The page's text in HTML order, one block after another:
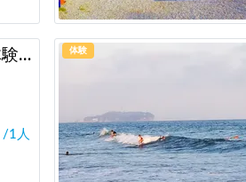
初心者向けサーフィン体験@茅ヶ崎 +動画写真撮影付き
/1人
体験